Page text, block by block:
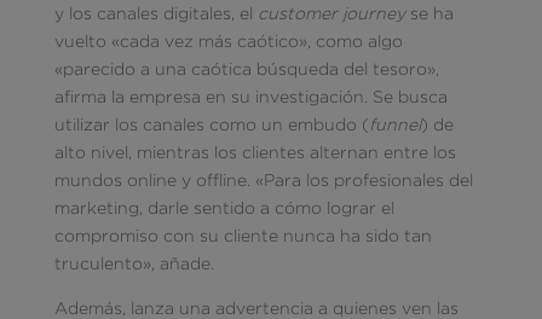
y los canales digitales, el customer journeyse ha
vuelto «cada vez más caótico», como algo
«parecido a una caótica búsqueda del tesoro»,
afirma la empresa en su investigación. Se busca
utilizar los canales como un embudo ( funnel) de
alto nivel, mientras los clientes alternan entre los
mundos online y offline. «Para los profesionales del
marketing, darle sentido a cómo lograr el
compromiso con su cliente nunca ha sido tan
truculento», añade.
Además, lanza una advertencia a quienes ven las